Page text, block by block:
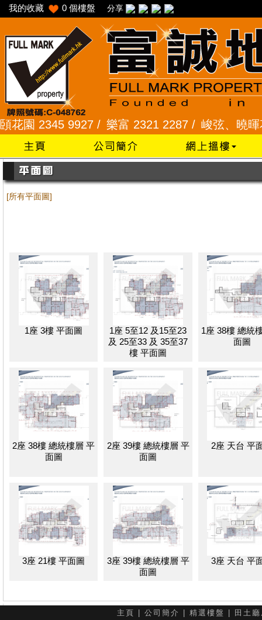
我的收藏 0 個樓盤 分享
2345 9927 /樂富 2321 2287 / 峻弦、曉暉花
[所有平面圖]
1座 3樓 平面圖
1座 5至12 及15至23
及 25至33 及 35至37
樓 平面圖
1座 38樓 總統
面圖
2座 38樓 總統樓層 平
面圖
2座 39樓 總統樓層 平
面圖
2座 天台 平
3座 21樓 平面圖
3座 39樓 總統樓層 平
面圖
3座 天台 平
主頁 公司簡介 精選樓盤 田土